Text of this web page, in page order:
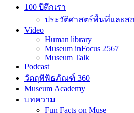
ประวัติศาสตร์พื้นที่และส
Video
Human library
Museum inFocus 2567
Museum Talk
Podcast
วัตถุพิพิธภัณฑ์ 360
Museum Academy
บทความ
Fun Facts on Muse
รู้ไว้ใช่ว่า